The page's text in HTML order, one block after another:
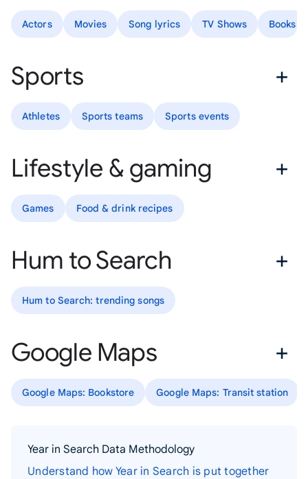
Actors Movies Song lyrics TV Shows Books
Sports
Athletes Sports teams Sports events
Lifestyle & gaming
Games Food & drink recipes
Hum to Search
Hum to Search: trending songs
Google Maps
Google Maps: Bookstore Google Maps: Transit station
Year in Search Data Methodology
Understand how Year in Search is put together